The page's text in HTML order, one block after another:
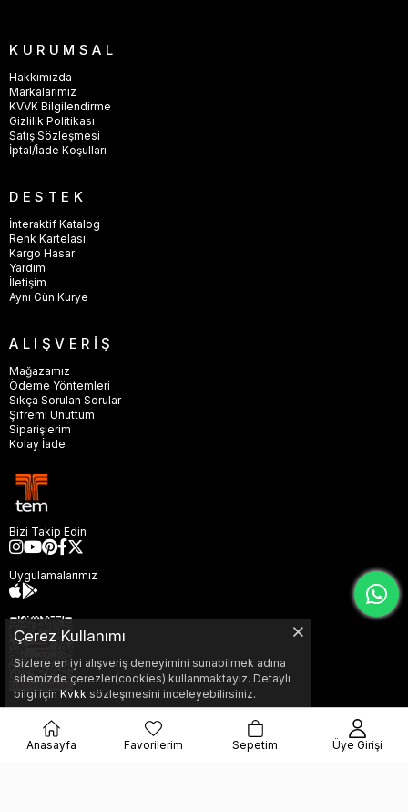
KURUMSAL
Hakkımızda
Markalarımız
KVVK Bilgilendirme
Gizlilik Politikası
Satış Sözleşmesi
İptal/İade Koşulları
DESTEK
İnteraktif Katalog
Renk Kartelası
Kargo Hasar
Yardım
İletişim
Aynı Gün Kurye
ALIŞVERİŞ
Mağazamız
Ödeme Yöntemleri
Sıkça Sorulan Sorular
Şifremi Unuttum
Siparişlerim
Kolay İade
Bizi Takip Edin
Uygulamalarımız
Çerez Kullanımı
Sizlere en iyi alışveriş deneyimini sunabilmek adına
sitemizde çerezler(cookies) kullanmaktayız. Detaylı
bilgi için Kvkk sözleşmesini inceleyebilirsiniz.
Anasayfa Favorilerim Sepetim Üye Girişi